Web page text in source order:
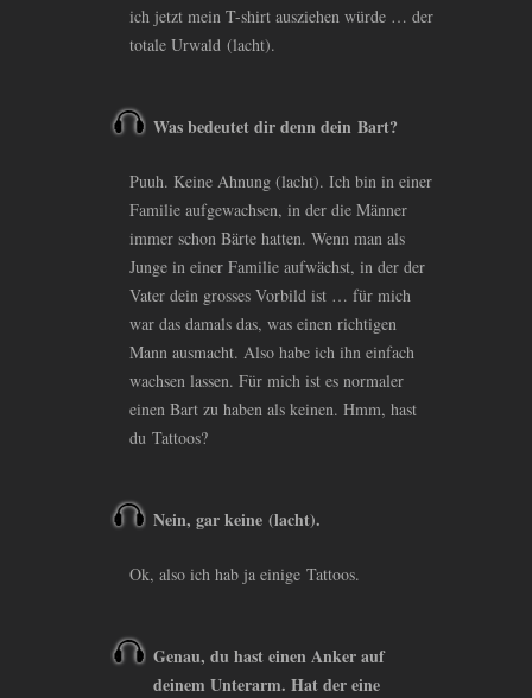
ich jetzt mein T-shirt ausziehen würde … der
totale Urwald (lacht).
Was bedeutet dir denn dein Bart?
Puuh. Keine Ahnung (lacht). Ich bin in einer
Familie aufgewachsen, in der die Männer
immer schon Bärte hatten. Wenn man als
Junge in einer Familie aufwächst, in der der
Vater dein grosses Vorbild ist … für mich
war das damals das, was einen richtigen
Mann ausmacht. Also habe ich ihn einfach
wachsen lassen. Für mich ist es normaler
einen Bart zu haben als keinen. Hmm, hast
du Tattoos?
Nein, gar keine (lacht).
Ok, also ich hab ja einige Tattoos.
Genau, du hast einen Anker auf
deinem Unterarm. Hat der eine